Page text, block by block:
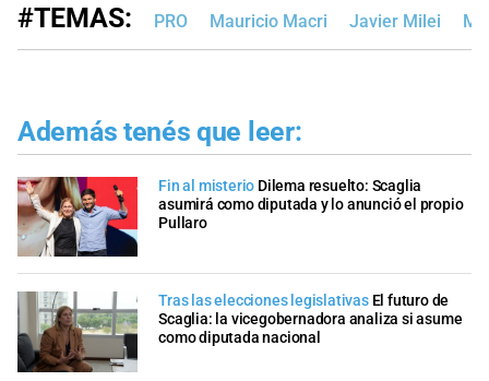
#TEMAS: PRO Mauricio Macri Javier Milei
Además tenés que leer:
Fin al misterio Dilema resuelto: Scaglia
asumirá como diputada y lo anunció el propio
Pullaro
Tras las elecciones legislativas El futuro de
Scaglia: la vicegobernadora analiza si asume
como diputada nacional